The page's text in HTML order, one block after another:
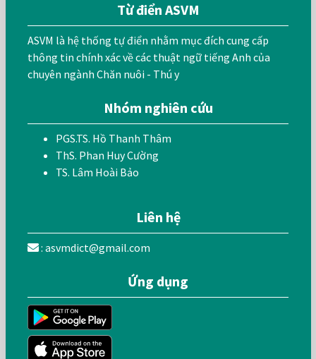
Từ điển ASVM
ASVM là hệ thống tự điển nhằm mục đích cung cấp
thông tin chính xác về các thuật ngữ tiếng Anh của
chuyên ngành Chăn nuôi - Thú y
Nhóm nghiên cứu
PGS.TS. Hồ Thanh Thâm
ThS. Phan Huy Cường
TS. Lâm Hoài Bảo
Liên hệ
: asvmdict@gmail.com
Ứng dụng